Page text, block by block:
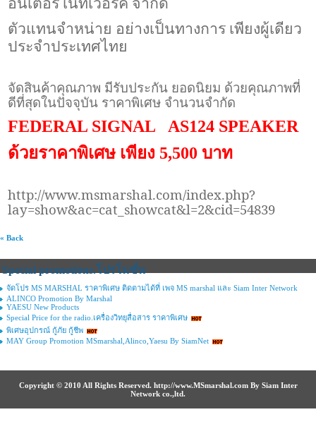
อินเตอร์ เน็ทเวอร์ค จำกัด
ตัวแทนจำหน่าย อย่างเป็นทางการ เพียงผู้เดียว
ประจำประเทศไทย
จัดสินค้าคุณภาพ มีรับประกัน ยอดนิยม ด้วยคุณภาพที่
ดีที่สุดในปัจจุบัน ราคาพิเศษ จำนวนจำกัด
FEDERAL SIGNAL AS124 SPEAKER
ด้วยราคาพิเศษ เพียง 5,500 บาท
http://www.msmarshal.com/index.php?
lay=show&ac=cat_showcat&l=2&cid=54839
« Back
Special promotions.โปรโมชั่น
จัดโปร MS MARSHAL ราคาพิเศษ ติดตามได้ที่ เพจ MS marshal และ Siam Inter Network
ALINCO Promotion By Marshal
YAESU New Products
Special Price for the radio.เครื่องวิทยุสื่อสาร ราคาพิเศษ
พิเศษอุปกรณ์ กู้ภัย กู้ชีพ
MAY Group Promotion MSmarshal,Alinco,Yaesu By SiamNet
Copyright © 2010 All Rights Reserved. http://www.MSmarshal.com By Siam Inter
Network co.,ltd.